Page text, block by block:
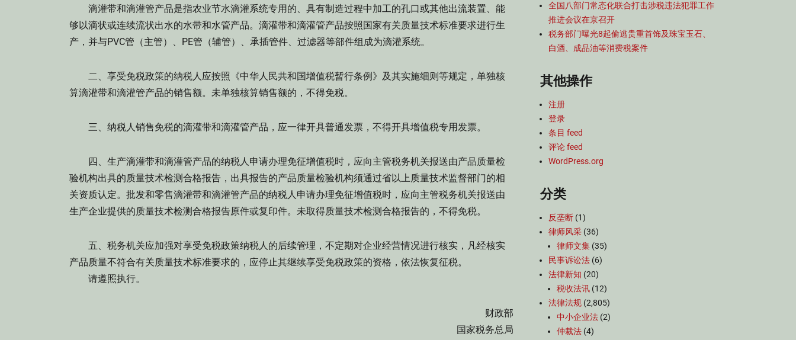
滴灌带和滴灌管产品是指农业节水滴灌系统专用的、具有制造过程中加工的孔口或其他出流装置、能
够以滴状或连续流状出水的水带和水管产品。滴灌带和滴灌管产品按照国家有关质量技术标准要求进行生
产，并与PVC管（主管）、PE管（辅管）、承插管件、过滤器等部件组成为滴灌系统。
二、享受免税政策的纳税人应按照《中华人民共和国增值税暂行条例》及其实施细则等规定，单独核
算滴灌带和滴灌管产品的销售额。未单独核算销售额的，不得免税。
三、纳税人销售免税的滴灌带和滴灌管产品，应一律开具普通发票，不得开具增值税专用发票。
四、生产滴灌带和滴灌管产品的纳税人申请办理免征增值税时，应向主管税务机关报送由产品质量检
验机构出具的质量技术检测合格报告，出具报告的产品质量检验机构须通过省以上质量技术监督部门的相
关资质认定。批发和零售滴灌带和滴灌管产品的纳税人申请办理免征增值税时，应向主管税务机关报送由
生产企业提供的质量技术检测合格报告原件或复印件。未取得质量技术检测合格报告的，不得免税。
五、税务机关应加强对享受免税政策纳税人的后续管理，不定期对企业经营情况进行核实，凡经核实
产品质量不符合有关质量技术标准要求的，应停止其继续享受免税政策的资格，依法恢复征税。
请遵照执行。
财政部
国家税务总局
全国八部门常态化联合打击涉税违法犯罪工作
推进会议在京召开
税务部门曝光8起偷逃贵重首饰及珠宝玉石、
白酒、成品油等消费税案件
其他操作
注册
登录
条目 feed
评论 feed
WordPress.org
分类
反垄断 (1)
律师风采 (36)
律师文集 (35)
民事诉讼法 (6)
法律新知 (20)
税收法讯 (12)
法律法规 (2,805)
中小企业法 (2)
仲裁法 (4)